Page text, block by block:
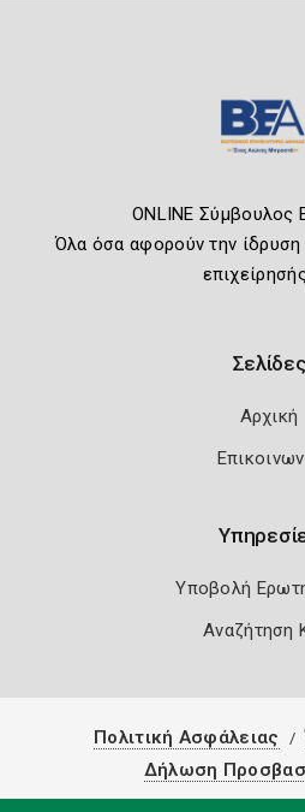
ONLINE Σύμβουλος
Όλα όσα αφορούν την ίδρυση
Σελίδες
Αρχική
Υποβολή
Αναζήτηση
Πολιτική Ασφάλειας
Δήλωση